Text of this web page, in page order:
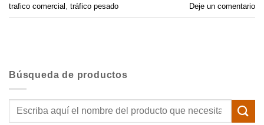
trafico comercial , tráfico pesado Deje un comentario
Búsqueda de productos
Buscar